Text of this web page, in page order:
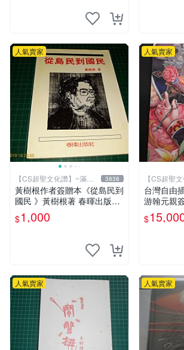
人氣賣家
【CS超聖文化讚】~滿千
元送運
3838
黃樹根作者簽贈本《從島民到
國民 》黃樹根著 春暉出版社
民國78年出版 扉頁有斑 【C
S 超聖文化讚】
$1,000
人氣賣家
【CS超聖
元送運
台灣自由
游翰元親
個人畫冊
12.07 初版
$
人氣賣家 人氣賣家